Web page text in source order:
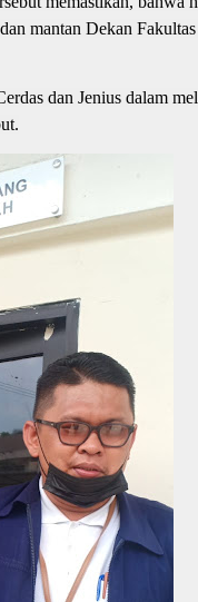
mantan Dekan
dan Jenius dalam